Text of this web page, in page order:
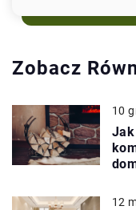
Zobacz
10
12